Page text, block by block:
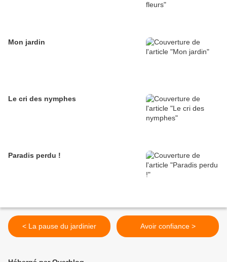
Mon jardin
Le cri des nymphes
Paradis perdu !
< La pause du jardinier Avoir confiance >